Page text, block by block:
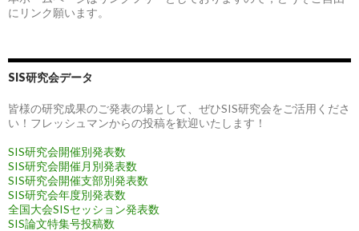
にリンク願います。
SIS研究会データ
皆様の研究成果のご発表の場として、ぜひSIS研究会をご活用くださ
い！フレッシュマンからの投稿を歓迎いたします！
SIS研究会開催別発表数
SIS研究会開催月別発表数
SIS研究会開催支部別発表数
SIS研究会年度別発表数
全国大会SISセッション発表数
SIS論文特集号投稿数